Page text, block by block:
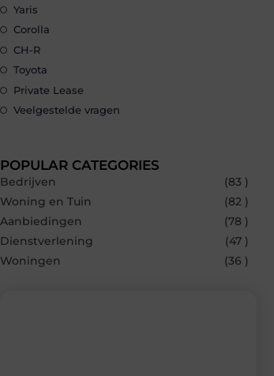
Yaris
Corolla
CH-R
Toyota
Private Lease
Veelgestelde vragen
POPULAR CATEGORIES
Bedrijven
(83 )
Woning en Tuin
(82 )
Aanbiedingen
(78 )
Dienstverlening
(47 )
Woningen
(36 )